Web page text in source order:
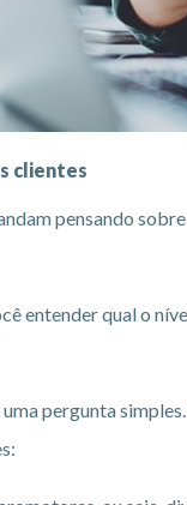
clientes
pensando
entender qual o
pergunta